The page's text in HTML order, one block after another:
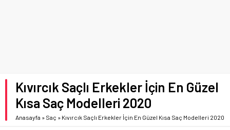
Kıvırcık Saçlı Erkekler İçin En Güzel
Kısa Saç Modelleri 2020
Anasayfa » Saç » Kıvırcık Saçlı Erkekler İçin En Güzel Kısa Saç Modelleri 2020